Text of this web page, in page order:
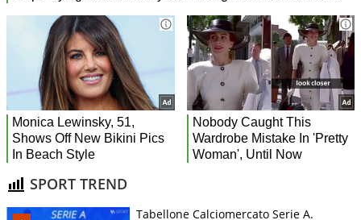
SPORT TREND
Tabellone Calciomercato Serie A.